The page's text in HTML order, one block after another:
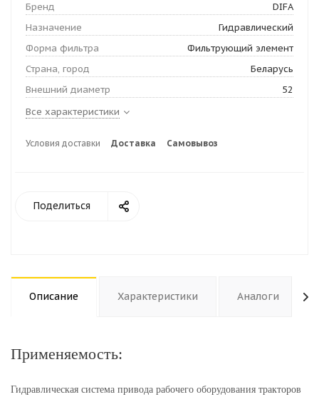
Бренд
DIFA
Назначение
Гидравлический
Форма фильтра
Фильтрующий элемент
Страна, город
Беларусь
Внешний диаметр
52
Все характеристики
Условия доставки Доставка Самовывоз
Поделиться
Описание Характеристики Аналоги
Применяемость:
Гидравлическая система привода рабочего оборудования тракторов